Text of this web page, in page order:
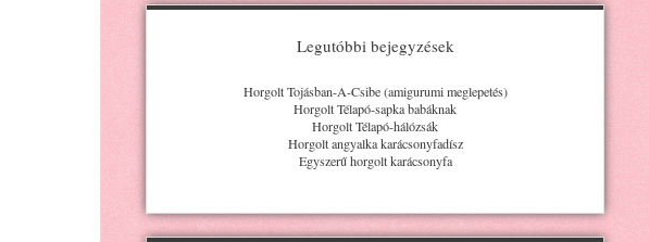
Legutóbbi bejegyzések
Horgolt Tojásban-A-Csibe (amigurumi meglepetés)
Horgolt Télapó-sapka babáknak
Horgolt Télapó-hálózsák
Horgolt angyalka karácsonyfadísz
Egyszerű horgolt karácsonyfa